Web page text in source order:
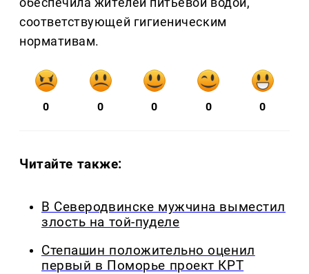
соответствующей гигиеническим
нормативам.
0 0 0 0 0
Читайте также:
В Северодвинске мужчина выместил
злость на той-пуделе
Степашин положительно оценил
первый в Поморье проект КРТ